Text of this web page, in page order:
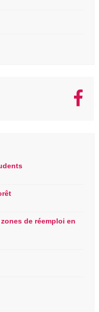
de réemploi en